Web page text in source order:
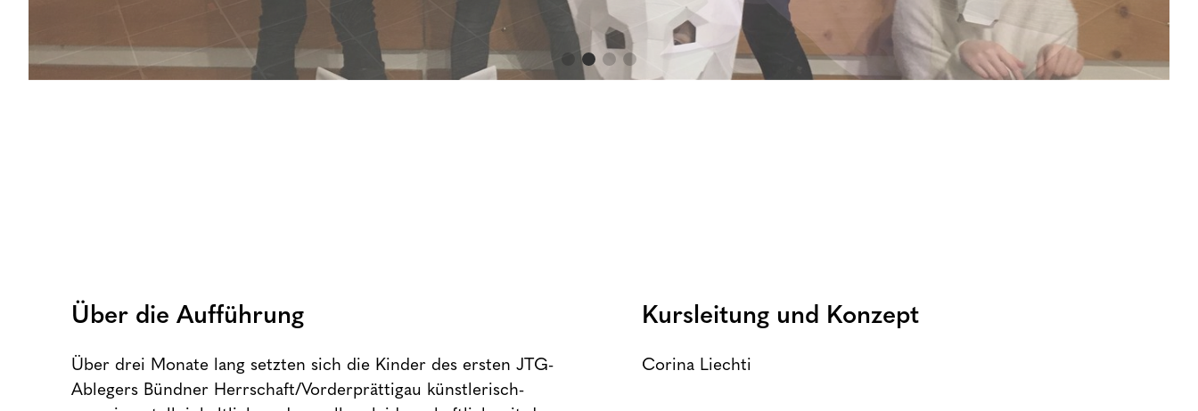
Über die Aufführung
Über drei Monate lang setzten sich die Kinder des ersten JTG-
Ablegers Bündner Herrschaft/Vorderprättigau künstlerisch-
Kursleitung und Konzept
Corina Liechti